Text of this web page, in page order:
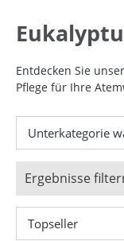
Entdecken Sie
Pflege für Ihre
Ergebnisse